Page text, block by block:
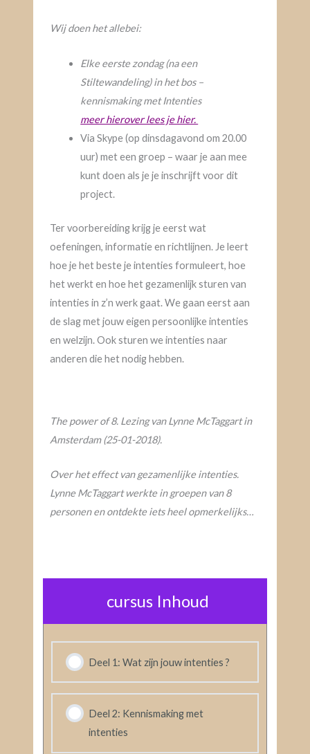
Wij doen het allebei:
Elke eerste zondag (na een
Stiltewandeling) in het bos –
kennismaking met Intenties
meer hierover lees je hier.
Via Skype (op dinsdagavond om 20.00
uur) met een groep – waar je aan mee
kunt doen als je je inschrijft voor dit
project.
Ter voorbereiding krijg je eerst wat
oefeningen, informatie en richtlijnen. Je leert
hoe je het beste je intenties formuleert, hoe
het werkt en hoe het gezamenlijk sturen van
intenties in z’n werk gaat. We gaan eerst aan
de slag met jouw eigen persoonlijke intenties
en welzijn. Ook sturen we intenties naar
anderen die het nodig hebben.
The power of 8. Lezing van Lynne McTaggart in
Amsterdam (25-01-2018).
Over het effect van gezamenlijke intenties.
Lynne McTaggart werkte in groepen van 8
personen en ontdekte iets heel opmerkelijks…
cursus Inhoud
Deel 1: Wat zijn jouw intenties ?
Deel 2: Kennismaking met
intenties